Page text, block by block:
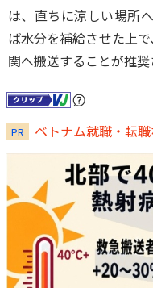
は、直ちに涼しい場所
ば水分を補給させた上
関へ搬送することが推奨
PR ベトナム就職・転職